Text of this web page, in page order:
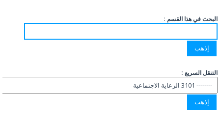
البحث في هذا القسم :
التنقل السريع :